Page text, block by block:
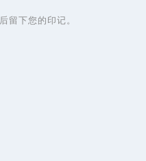
后留下您的印记。